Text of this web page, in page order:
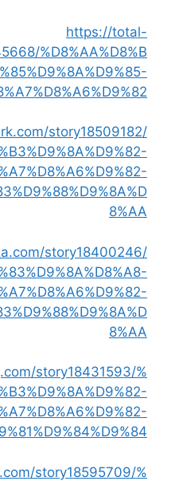
https://total-
%D8%AA%D8%B
story18509182/
8%AA
story18400246/
8%AA
story18431593/%
story18595709/%